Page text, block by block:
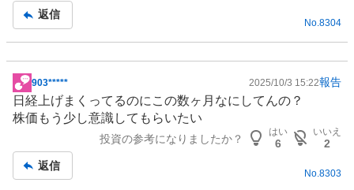
返信
No. 8304
掲
示
板
903***** 2025/10/3 15:22報告
日経上げまくってるのにこの数ヶ月なにしてんの？
株価もう少し意識してもらいたい
投資の参考になりましたか？
はい
6
いいえ
2
返信
No.8303